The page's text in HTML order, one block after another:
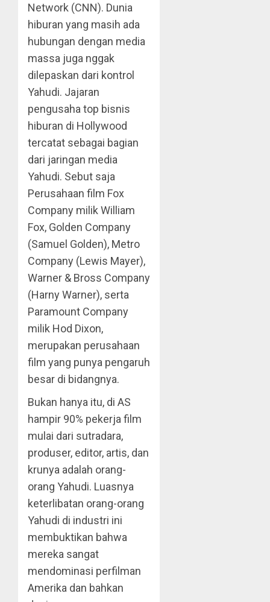
Network (CNN). Dunia
hiburan yang masih ada
hubungan dengan media
massa juga nggak
dilepaskan dari kontrol
Yahudi. Jajaran
pengusaha top bisnis
hiburan di Hollywood
tercatat sebagai bagian
dari jaringan media
Yahudi. Sebut saja
Perusahaan film Fox
Company milik William
Fox, Golden Company
(Samuel Golden), Metro
Company (Lewis Mayer),
Warner & Bross Company
(Harny Warner), serta
Paramount Company
milik Hod Dixon,
merupakan perusahaan
film yang punya pengaruh
besar di bidangnya.
Bukan hanya itu, di AS
hampir 90% pekerja film
mulai dari sutradara,
produser, editor, artis, dan
krunya adalah orang-
orang Yahudi. Luasnya
keterlibatan orang-orang
Yahudi di industri ini
membuktikan bahwa
mereka sangat
mendominasi perfilman
Amerika dan bahkan